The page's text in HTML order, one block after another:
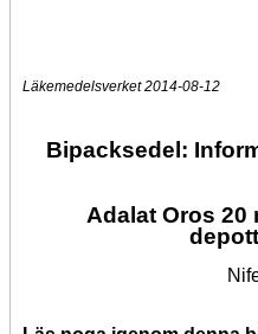
Läkemedelsverket 2014-08-12
Bipacksedel:
Adalat Oros 20